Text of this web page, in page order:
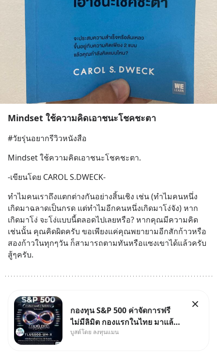
Mindset ใช้ความคิดเอาชนะโชคชะตา
#วัยรุ่นอยากรีวิวหนังสือ
Mindset ใช้ความคิดเอาชนะโชคชะตา.
-เขียนโดย CAROL S.DWECK-
ทำไมคนเราถึงแตกต่างกันอย่างสิ้นเชิง เช่น (ทำไมคนหนึ่ง
เกิดมาฉลาดเป็นกรด แต่ทำไมอีกคนหนึ่งเกิดมาโง่จัง) หาก
เกิดมาโง่ จะโง่แบบนี้ตลอดไปเลยหรือ? หากคุณมีความคิด
เช่นนั้น คุณคิดผิดครับ ขอเพียงแค่คุณพยายามอีกสักก้าวหรือ
สองก้าวในทุกๆวัน ก็สามารถตามทันหรือแซงเขาได้แล้วครับ
สู้ๆครับ.
กองทุน S&P 500 ค่าจัดการฟรี
ไม่มีลิมิต กองแรกในไทย มาแล้ว..
กองทุนที่ออกแบบมาเพื่อแก้ Pain
บูสต์โดย ลงทุนแมน